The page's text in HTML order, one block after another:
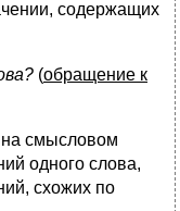
содержащих
(обращение к
смысловом
одного слова,
схожих по